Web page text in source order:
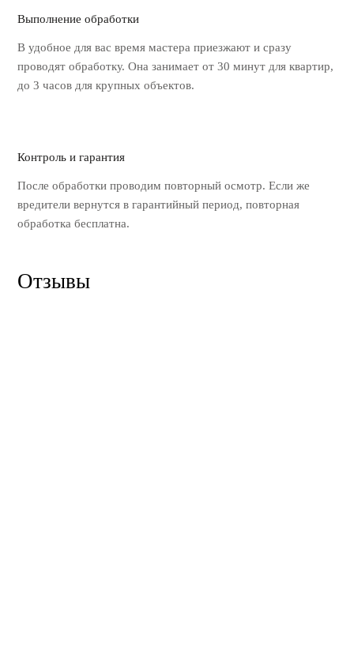
Выполнение обработки
В удобное для вас время мастера приезжают и сразу
проводят обработку. Она занимает от 30 минут для квартир,
до 3 часов для крупных объектов.
Контроль и гарантия
После обработки проводим повторный осмотр. Если же
вредители вернутся в гарантийный период, повторная
обработка бесплатна.
Отзывы